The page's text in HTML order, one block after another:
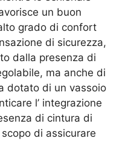
un buon
grado di confort
di sicurezza,
dalla presenza di
ma anche di
dotato di un vassoio
l’ integrazione
di cintura di
di assicurare